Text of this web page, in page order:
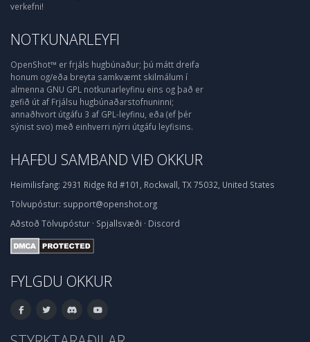
verkefni!
NOTKUNARLEYFI
OpenShot™ er frjáls hugbúnaður; þú mátt dreifa
honum og/eða breyta samkvæmt skilmálum í
almenna GNU GPL notkunarleyfinu eins og það er
gefið út af Frjálsu hugbúnaðarstofnuninni;
annaðhvort útgáfu 3 af GPL-leyfinu, eða (ef þér
sýnist svo) með einhverri nýrri útgáfu leyfisins.
HAFÐU SAMBAND VIÐ OKKUR
Heimilisfang: 2931 Ridge Rd #101, Rockwall, TX 75032, United States
Tölvupóstur: support@openshot.org
Aðstoð Tölvupóstur · Spjallsvæði · Discord
FYLGDU OKKUR